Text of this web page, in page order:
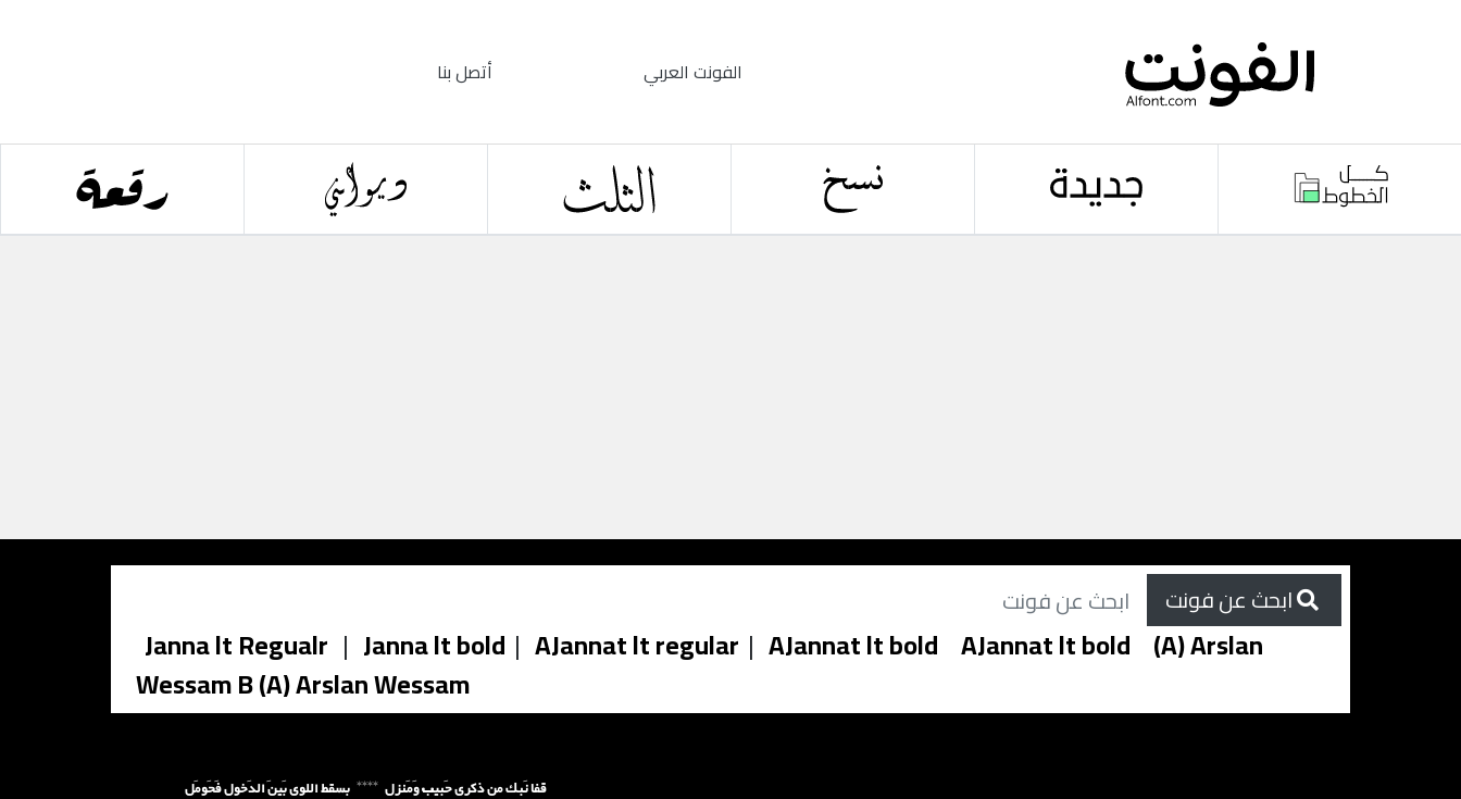
الفونت العربي أتصل بنا
Janna lt Regualr | Janna lt bold | AJannat lt regular | AJannat lt bold AJannat lt bold (A) Arslan
Wessam B (A) Arslan Wessam